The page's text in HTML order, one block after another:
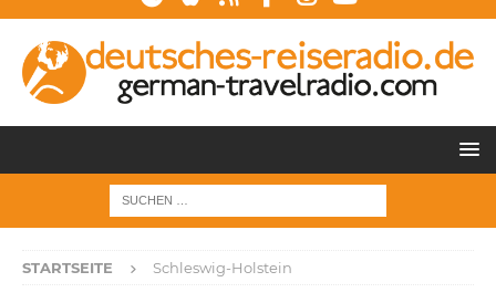
STARTSEITE Schleswig-Holstein